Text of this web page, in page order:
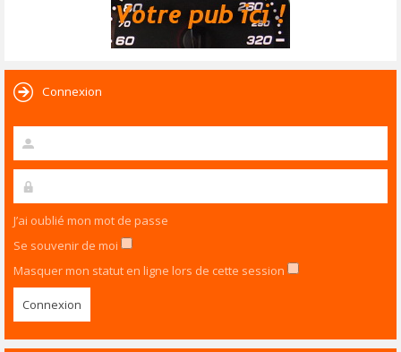
Connexion
J’ai oublié mon mot de passe
Se souvenir de moi
Masquer mon statut en ligne lors de cette session